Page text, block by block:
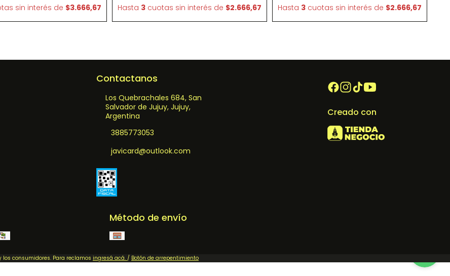
sin interés de $3.666,67 Hasta 3 cuotas sin interés de $2.666,67 Hasta 3 cuotas sin interés de $2.666,67
Contactanos
Los Quebrachales 684, San
Salvador de Jujuy, Jujuy,
Argentina
3885773053
javicard@outlook.com
Creado con
Método de envío
los consumidores. Para reclamos ingresá acá. / Botón de arrepentimiento